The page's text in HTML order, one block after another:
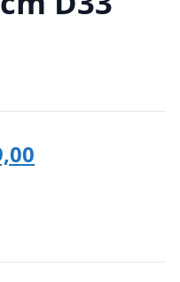
kr. 1.799,00.